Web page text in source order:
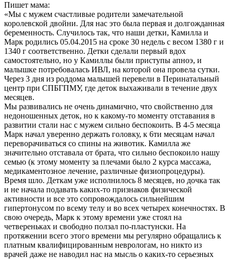
Пишет мама:
«Мы с мужем счастливые родители замечательной
королевской двойни. Для нас это была первая и долгожданная
беременность. Случилось так, что наши детки, Камилла и
Марк родились 05.04.2015 на сроке 30 недель с весом 1380 г и
1340 г соответственно. Детки сделали первый вдох
самостоятельно, но у Камиллы были приступы апноэ, и
малышке потребовалась ИВЛ, на которой она провела сутки.
Через 3 дня из роддома малышей перевели в Перинатальный
центр при СПБГПМУ, где деток выхаживали в течение двух
месяцев.
Мы развивались не очень динамично, что свойственно для
недоношенных деток, но к какому-то моменту отставания в
развитии стали нас с мужем сильно беспокоить. В 4-5 месяца
Марк начал уверенно держать головку, к 6ти месяцам начал
переворачиваться со спины на животик. Камилла же
значительно отставала от брата, что сильно беспокоило нашу
семью (к этому моменту за плечами было 2 курса массажа,
медикаментозное лечение, различные физиопроцедуры).
Время шло. Деткам уже исполнилось 8 месяцев, но дочка так
и не начала подавать каких-то признаков физической
активности и все это сопровождалось сильнейшим
гипертонусом по всему телу и во всех четырех конечностях. В
свою очередь, Марк к этому времени уже стоял на
четвереньках и свободно ползал по-пластунски. На
протяжении всего этого времени мы регулярно обращались к
платным квалифицированным неврологам, но никто из
врачей даже не наводил нас на мысль о каких-то серьезных